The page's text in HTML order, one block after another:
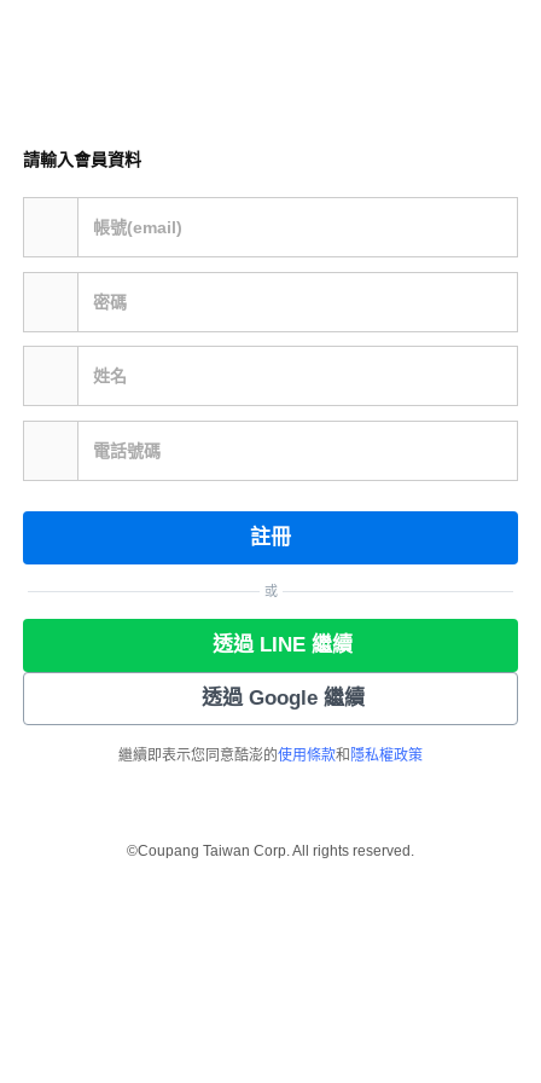
請輸入會員資料
帳號(email)
密碼
姓名
電話號碼
註冊
或
透過 LINE 繼續
透過 Google 繼續
繼續即表示您同意酷澎的使用條款和 隱私權政策
©Coupang Taiwan Corp. All rights reserved.